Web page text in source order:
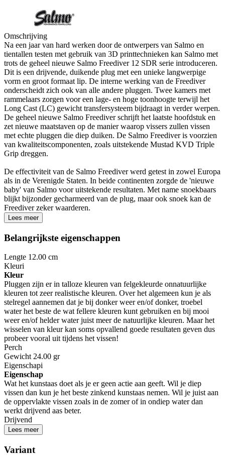
Omschrijving
Na een jaar van hard werken door de ontwerpers van Salmo en
tientallen testen met gebruik van 3D printtechnieken kan Salmo met
trots de geheel nieuwe Salmo Freediver 12 SDR serie introduceren.
Dit is een drijvende, duikende plug met een unieke langwerpige
vorm en groot formaat lip. De interne werking van de Freediver
onderscheidt zich ook van alle andere pluggen. Twee kamers met
rammelaars zorgen voor een lage- en hoge toonhoogte terwijl het
Long Cast (LC) gewicht transfersysteem bijdraagt in verder werpen.
De geheel nieuwe Salmo Freediver schrijft het laatste hoofdstuk en
zet nieuwe maatstaven op de manier waarop vissers zullen vissen
met echte pluggen die diep duiken. De Salmo Freediver is voorzien
van kwaliteitscomponenten, zoals uitstekende Mustad KVD Triple
Grip dreggen.
De effectiviteit van de Salmo Freediver werd getest in zowel Europa
als in de Verenigde Staten. In beide continenten zorgde de 'nieuwe
baby' van Salmo voor uitstekende resultaten. Met name snoekbaars
blijkt bijzonder gecharmeerd van de plug, maar ook snoek kan de
Freediver zeker waarderen.
Lees meer
Belangrijkste eigenschappen
Lengte 12.00 cm
Kleuri
Kleur
Pluggen zijn er in talloze kleuren van felgekleurde onnatuurlijke
kleuren tot zeer realistische kleuren. Over het algemeen kun je als
stelregel aannemen dat je bij donker weer en/of donker, troebel
water het beste de wat fellere kleuren kunt gebruiken en bij mooi
weer en/of helder water juist meer de natuurlijke kleuren. Maar het
wisselen van kleur kan soms opvallend goede resultaten geven dus
probeer vooral uit tijdens het vissen!
Perch
Gewicht 24.00 gr
Eigenschapi
Eigenschap
Wat het kunstaas doet als je er geen actie aan geeft. Wil je diep
vissen dan kun je het beste zinkend kunstaas nemen. Wil je juist aan
de oppervlakte vissen zoals in de zomer of in ondiep water dan
werkt drijvend aas beter.
Drijvend
Lees meer
Variant